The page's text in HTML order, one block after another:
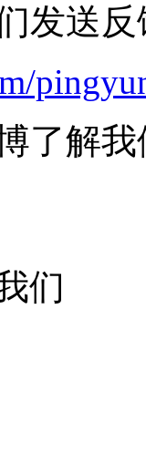
发送
了解
们